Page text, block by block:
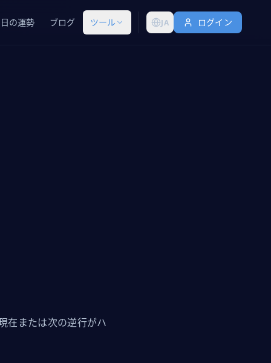
の運勢 ブログ ツール JA ログイン
在または次の逆行がハ